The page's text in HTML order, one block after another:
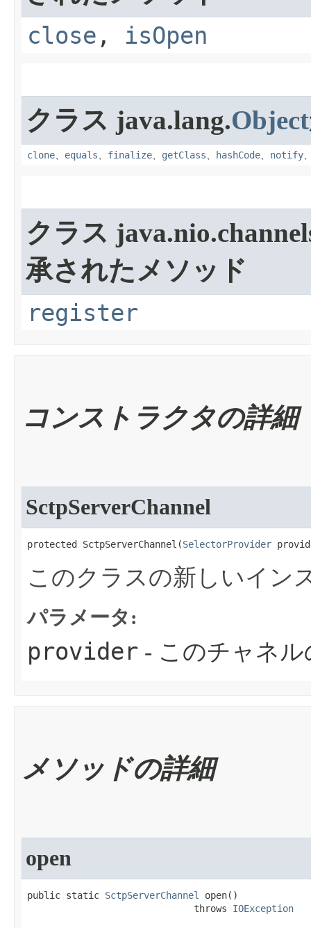
close , isOpen
クラス java.lang.Object
clone equals finalize getClass hashCode notify
クラス
承されたメソッド
register
コンストラクタの詳細
SctpServerChannel
protected SctpServerChannel​(SelectorProvider
このクラスの新しいイン
パラメータ:
provider - このチャネ
メソッドの詳細
open
public static SctpServerChannel
open​()
                              throws
IOException